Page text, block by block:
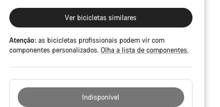
Ver bicicletas similares
Atenção: as bicicletas profissionais podem vir com
componentes personalizados. Olha a lista de componentes.
Indisponível